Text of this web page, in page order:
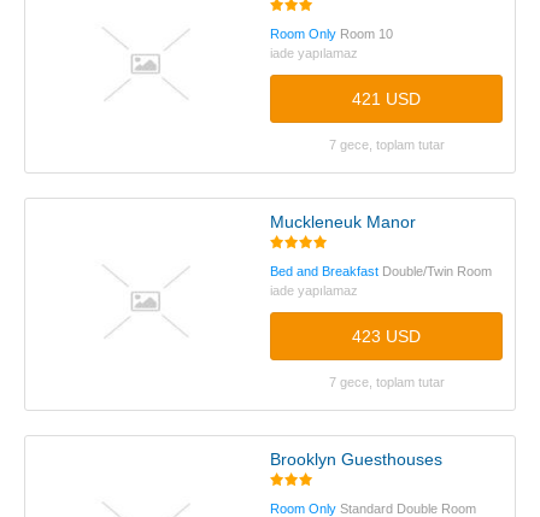
Room Only Room 10
iade yapılamaz
421 USD
7 gece, toplam tutar
Muckleneuk Manor
Bed and Breakfast Double/Twin Room
iade yapılamaz
423 USD
7 gece, toplam tutar
Brooklyn Guesthouses
Room Only Standard Double Room